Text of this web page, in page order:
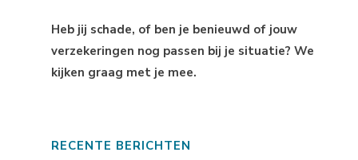
Heb jij schade, of ben je benieuwd of jouw
verzekeringen nog passen bij je situatie? We
kijken graag met je mee.
RECENTE BERICHTEN